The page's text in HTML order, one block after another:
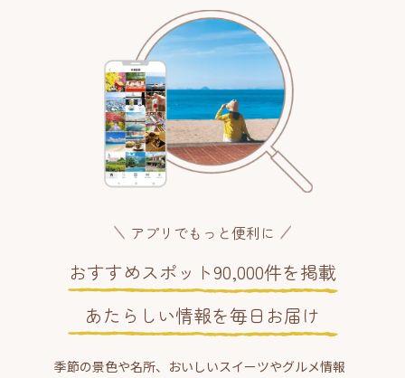
アプリでもっと便利に
おすすめスポット90,000件を掲載
あたらしい情報を毎日お届け
季節の景色や名所、おいしいスイーツやグルメ情報